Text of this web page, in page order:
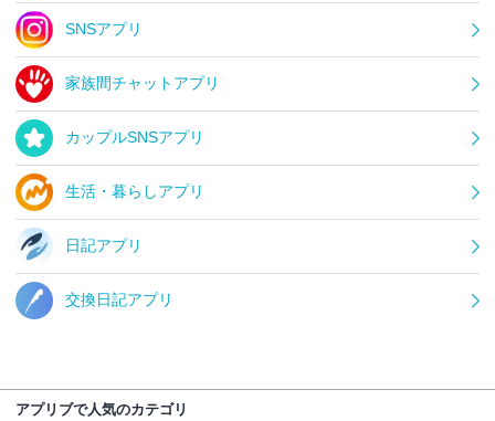
SNSアプリ
家族間チャットアプリ
カップルSNSアプリ
生活・暮らしアプリ
日記アプリ
交換日記アプリ
アプリブで人気のカテゴリ